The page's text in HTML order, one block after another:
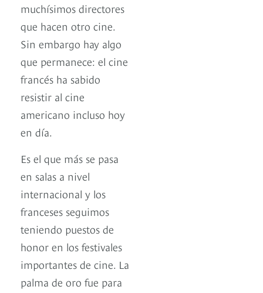
muchísimos directores
que hacen otro cine.
Sin embargo hay algo
que permanece: el cine
francés ha sabido
resistir al cine
americano incluso hoy
en día.
Es el que más se pasa
en salas a nivel
internacional y los
franceses seguimos
teniendo puestos de
honor en los festivales
importantes de cine. La
palma de oro fue para